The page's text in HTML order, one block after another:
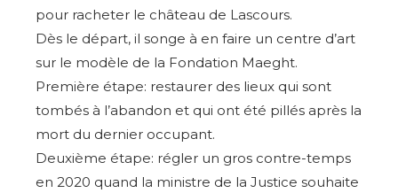
pour racheter le château de Lascours.
Dès le départ, il songe à en faire un centre d’art
sur le modèle de la Fondation Maeght.
Première étape: restaurer des lieux qui sont
tombés à l’abandon et qui ont été pillés après la
mort du dernier occupant.
Deuxième étape: régler un gros contre-temps
en 2020 quand la ministre de la Justice souhaite